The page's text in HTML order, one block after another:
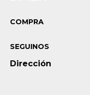
COMPRA
Dirección
SEGUINOS